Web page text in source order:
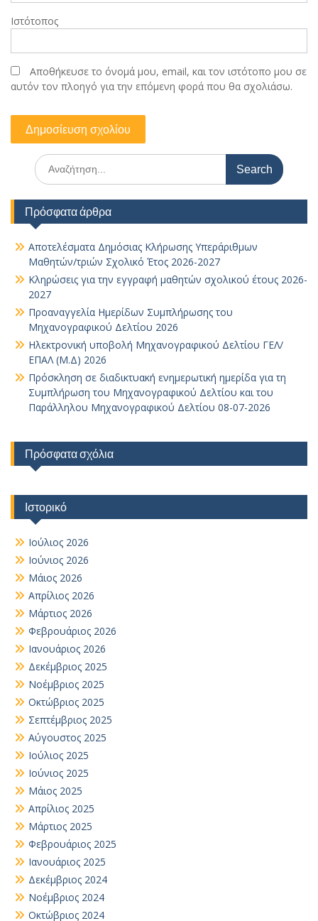
Ιστότοπος
Αποθήκευσε το όνομά μου, email, και τον ιστότοπο μου σε
αυτόν τον πλοηγό για την επόμενη φορά που θα σχολιάσω.
Search
for:
Πρόσφατα άρθρα
Αποτελέσματα Δημόσιας Κλήρωσης Υπεράριθμων
Μαθητών/τριών Σχολικό Έτος 2026-2027
Κληρώσεις για την εγγραφή μαθητών σχολικού έτους 2026-
2027
Προαναγγελία Ημερίδων Συμπλήρωσης του
Μηχανογραφικού Δελτίου 2026
Ηλεκτρονική υποβολή Μηχανογραφικού Δελτίου ΓΕΛ/
ΕΠΑΛ (Μ.Δ) 2026
Πρόσκληση σε διαδικτυακή ενημερωτική ημερίδα για τη
Συμπλήρωση του Μηχανογραφικού Δελτίου και του
Παράλληλου Μηχανογραφικού Δελτίου 08-07-2026
Πρόσφατα σχόλια
Ιστορικό
Ιούλιος 2026
Ιούνιος 2026
Μάιος 2026
Απρίλιος 2026
Μάρτιος 2026
Φεβρουάριος 2026
Ιανουάριος 2026
Δεκέμβριος 2025
Νοέμβριος 2025
Οκτώβριος 2025
Σεπτέμβριος 2025
Αύγουστος 2025
Ιούλιος 2025
Ιούνιος 2025
Μάιος 2025
Απρίλιος 2025
Μάρτιος 2025
Φεβρουάριος 2025
Ιανουάριος 2025
Δεκέμβριος 2024
Νοέμβριος 2024
Οκτώβριος 2024